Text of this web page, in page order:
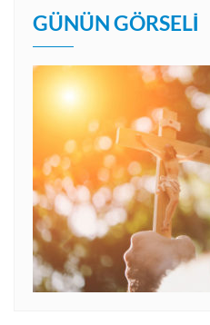
GÜNÜN GÖRSELI